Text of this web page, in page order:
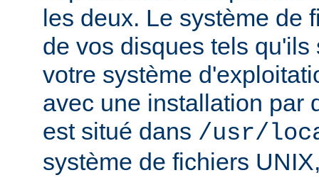
les deux. Le système de
de vos disques tels qu'ils
votre système
avec une installation par
est situé dans /usr/
système de fichiers